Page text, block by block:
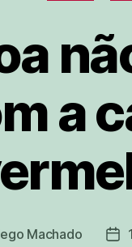
a
Machado